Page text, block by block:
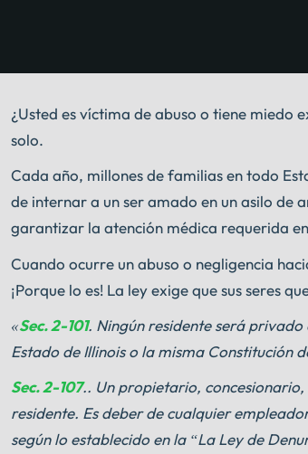
¿Usted es víctima de abuso o tiene miedo
solo.
Cada año, millones de familias en todo
de internar a un ser amado en un asilo de
garantizar la atención médica requerida
Cuando ocurre un abuso o negligencia
¡Porque lo es! La ley exige que sus seres
«Sec. 2-101. Ningún residente será
Estado de Illinois o la misma Constitución
Sec. 2-107.. Un propietario,
residente. Es deber de cualquier
según lo establecido en la “La Ley de